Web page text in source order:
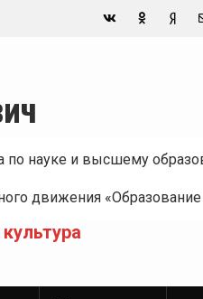
по науке и высшему
движения «Образование